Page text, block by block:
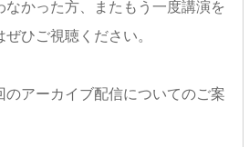
なかった方、またもう一度講演を
ひご視聴ください。
のアーカイブ配信についてのご案